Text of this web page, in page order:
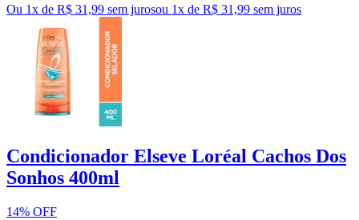
Ou 1x de R$ 31,99 sem jurosou 1x de R$ 31,99 sem juros
Condicionador Elseve Loréal Cachos Dos
Sonhos 400ml
14% OFF